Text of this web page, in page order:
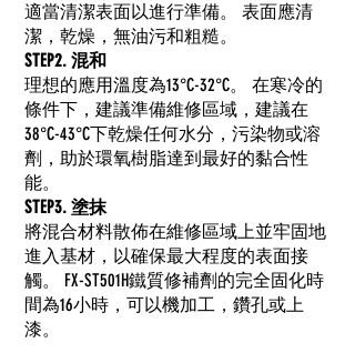
適當清潔表面以進行準備。 表面應清
潔，乾燥，無油污和粗糙。
STEP2. 混和
理想的應用溫度為13°C-32°C。 在寒冷的
條件下，建議準備維修區域，建議在
38°C-43°C下乾燥任何水分，污染物或溶
劑，助於環氧樹脂達到最好的黏合性
能。
STEP3. 塗抹
將混合材料散佈在維修區域上並牢固地
進入基材，以確保最大程度的表面接
觸。 FX-ST501H鐵質修補劑的完全固化時
間為16小時，可以機加工，鑽孔或上
漆。